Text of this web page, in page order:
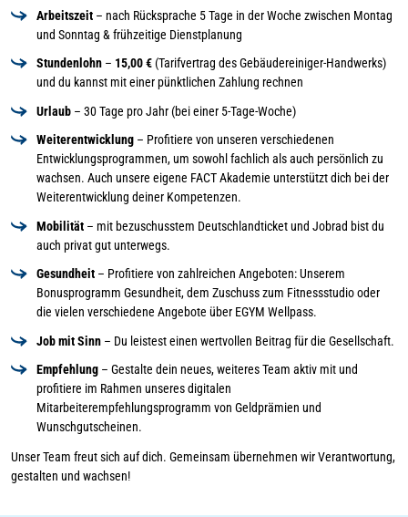
Arbeitszeit – nach Rücksprache 5 Tage in der Woche zwischen Montag
und Sonntag & frühzeitige Dienstplanung
Stundenlohn – 15,00 € (Tarifvertrag des Gebäudereiniger-Handwerks)
und du kannst mit einer pünktlichen Zahlung rechnen
Urlaub – 30 Tage pro Jahr (bei einer 5-Tage-Woche)
Weiterentwicklung – Profitiere von unseren verschiedenen
Entwicklungsprogrammen, um sowohl fachlich als auch persönlich zu
wachsen. Auch unsere eigene FACT Akademie unterstützt dich bei der
Weiterentwicklung deiner Kompetenzen.
Mobilität – mit bezuschusstem Deutschlandticket und Jobrad bist du
auch privat gut unterwegs.
Gesundheit – Profitiere von zahlreichen Angeboten: Unserem
Bonusprogramm Gesundheit, dem Zuschuss zum Fitnessstudio oder
die vielen verschiedene Angebote über EGYM Wellpass.
Job mit Sinn – Du leistest einen wertvollen Beitrag für die Gesellschaft.
Empfehlung – Gestalte dein neues, weiteres Team aktiv mit und
profitiere im Rahmen unseres digitalen
Mitarbeiterempfehlungsprogramm von Geldprämien und
Wunschgutscheinen.
Unser Team freut sich auf dich. Gemeinsam übernehmen wir Verantwortung,
gestalten und wachsen!